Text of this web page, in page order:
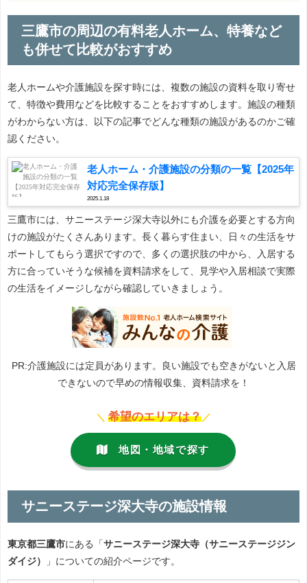
三鷹市の周辺の有料老人ホーム、特養など
も併せて比較がおすすめ
老人ホームや介護施設を探す時には、複数の施設の資料を取り寄せ
て、特徴や費用などを比較することをおすすめします。施設の種類
がわからない方は、以下の記事でどんな種類の施設があるのかご確
認ください。
老人ホーム・介護施設の分類の一覧【2025年
対応完全保存版】
2025.1.18
三鷹市には、サニーステージ深大寺以外にも介護を必要とする方向
けの施設がたくさんあります。長く暮らす住まい、日々の生活をサ
ポートしてもらう選択ですので、多くの選択肢の中から、入居する
方に合っていそうな候補を資料請求をして、見学や入居相談で実際
の生活をイメージしながら確認していきましょう。
PR:介護施設には定員があります。良い施設でも空きがないと入居
できないので早めの情報収集、資料請求を！
＼ 希望のエリアは？ ／
地図・地域で探す
サニーステージ深大寺の施設情報
東京都三鷹市にある「 サニーステージ深大寺（サニーステージジン
ダイジ）
」についての紹介ページです。